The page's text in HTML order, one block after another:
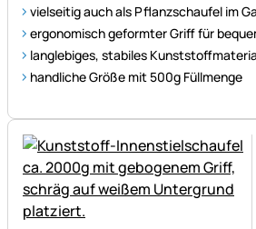
vielseitig auch als Pflanzschaufel im
ergonomisch geformter Griff für
langlebiges, stabiles
handliche Größe mit 500g Füllmenge